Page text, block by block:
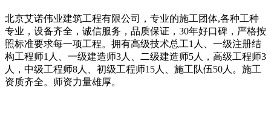
北京艾诺伟业建筑工程有限公司，专业的施工团体,各种工种
专业，设备齐全，诚信服务，品质保证，30年好口碑，严格按
照标准要求每一项工程。拥有高级技术总工1人、一级注册结
构工程师1人、一级建造师3人、二级建造师5人，高级工程师3
人，中级工程师8人、初级工程师15人、施工队伍50人。施工
资质齐全。师资力量雄厚。